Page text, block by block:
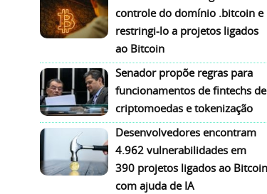
controle do domínio .bitcoin e
restringi-lo a projetos ligados
ao Bitcoin
Senador propõe regras para
funcionamentos de fintechs de
criptomoedas e tokenização
Desenvolvedores encontram
4.962 vulnerabilidades em
390 projetos ligados ao Bitcoin
com ajuda de IA